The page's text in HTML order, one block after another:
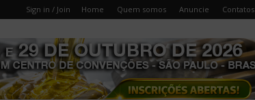
Sign in / Join Home Quem somos Anuncie Contatos